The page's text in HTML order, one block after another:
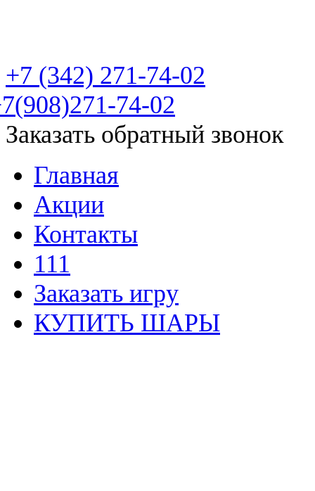
+7 (342) 271-74-02
74-02
Заказать обратный звонок
Главная
Акции
Контакты
111
Заказать игру
КУПИТЬ ШАРЫ